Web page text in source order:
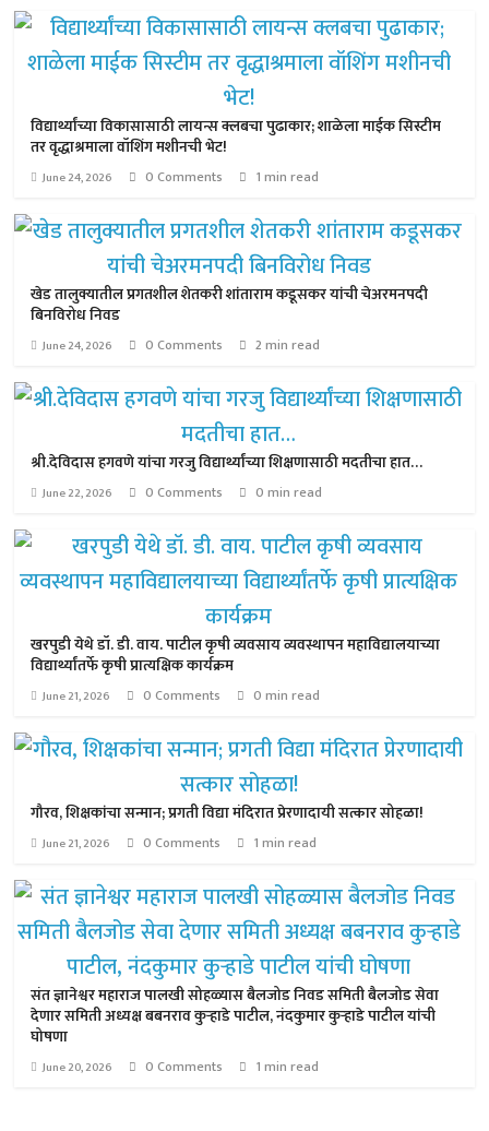
विद्यार्थ्यांच्या विकासासाठी लायन्स क्लबचा पुढाकार; शाळेला माईक सिस्टीम
तर वृद्धाश्रमाला वॉशिंग मशीनची भेट!
June 24, 2026 0 Comments 1 min read
खेड तालुक्यातील प्रगतशील शेतकरी शांताराम कडूसकर यांची चेअरमनपदी
बिनविरोध निवड
June 24, 2026 0 Comments 2 min read
श्री.देविदास हगवणे यांचा गरजु विद्यार्थ्यांच्या शिक्षणासाठी मदतीचा हात…
June 22, 2026 0 Comments 0 min read
खरपुडी येथे डॉ. डी. वाय. पाटील कृषी व्यवसाय व्यवस्थापन महाविद्यालयाच्या
विद्यार्थ्यांतर्फे कृषी प्रात्यक्षिक कार्यक्रम
June 21, 2026 0 Comments 0 min read
गौरव, शिक्षकांचा सन्मान; प्रगती विद्या मंदिरात प्रेरणादायी सत्कार सोहळा!
June 21, 2026 0 Comments 1 min read
संत ज्ञानेश्वर महाराज पालखी सोहळ्यास बैलजोड निवड समिती बैलजोड सेवा
देणार समिती अध्यक्ष बबनराव कुऱ्हाडे पाटील, नंदकुमार कुऱ्हाडे पाटील यांची
घोषणा
June 20, 2026 0 Comments 1 min read